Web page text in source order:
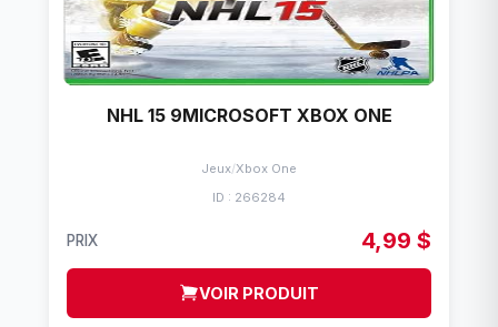
NHL 15 9MICROSOFT XBOX ONE
Jeux/Xbox One
ID : 266284
PRIX 4,99 $
VOIR PRODUIT